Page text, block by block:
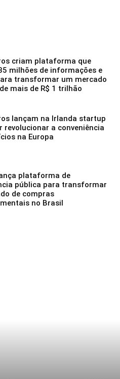
criam plataforma que
milhões de informações e
transformar um mercado
mais de R$ 1 trilhão
lançam na Irlanda startup
revolucionar a conveniência
na Europa
plataforma de
pública para transformar
de compras
no Brasil